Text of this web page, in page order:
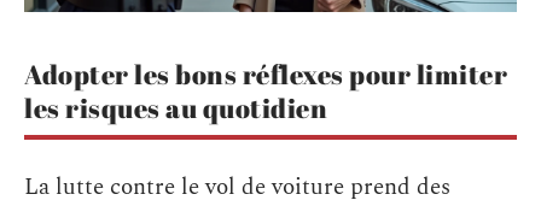
Adopter les bons réflexes pour limiter
les risques au quotidien
La lutte contre le vol de voiture prend des